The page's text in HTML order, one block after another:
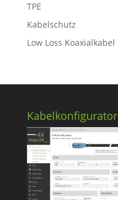
TPE
Kabelschutz
Low Loss Koaxialkabel
Kabelkonfigurator